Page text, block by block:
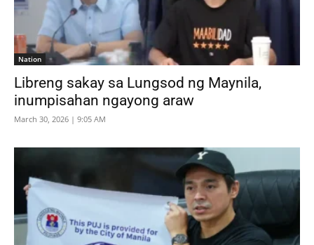
Nation
Libreng sakay sa Lungsod ng Maynila,
inumpisahan ngayong araw
March 30, 2026 | 9:05 AM